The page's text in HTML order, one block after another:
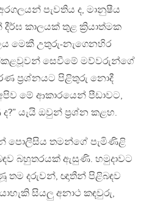
පැවතිය ද, මානුෂීය
කාලයක් තුළ ක්‍රියාත්මක
මෙකී උතුරු-නැගෙනහිර
සෙවීමේ මව්වරුන්ගේ
ප්‍රශ්නයට පිළිතුරු නොදී
මේ ආකාරයෙන් පීඩාවට,
යැයි ඔවුන් ප්‍රශ්න කළහ.
පොලීසිය තමන්ගේ පැමිණිළි
බහුතරයක් ඇසුණි. හමුදාවට
තම දරුවන්, ඥාතීන් පිළිබඳව
සියලු අනාථ කඳවුරු,